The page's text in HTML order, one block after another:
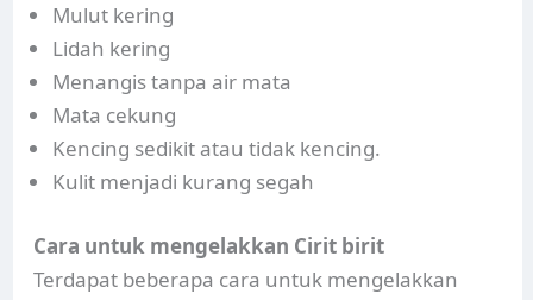
Mulut kering
Lidah kering
Menangis tanpa air mata
Mata cekung
Kencing sedikit atau tidak kencing.
Kulit menjadi kurang segah
Cara untuk mengelakkan Cirit birit
Terdapat beberapa cara untuk mengelakkan